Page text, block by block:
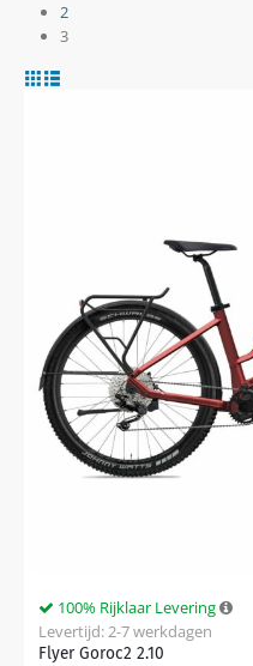
2
3
Flyer Goroc2 2.10
100% Rijklaar Levering
Levertijd: 2-7 werkdagen